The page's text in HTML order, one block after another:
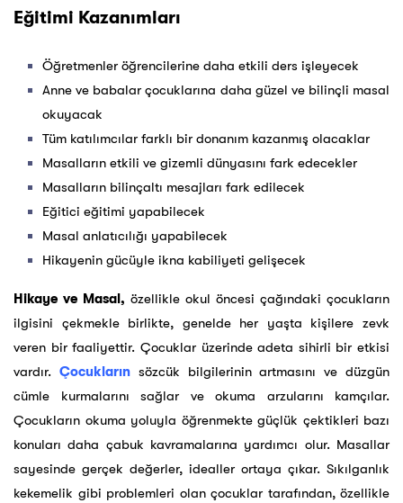
Eğitimi Kazanımları
Öğretmenler öğrencilerine daha etkili ders işleyecek
Anne ve babalar çocuklarına daha güzel ve bilinçli masal
okuyacak
Tüm katılımcılar farklı bir donanım kazanmış olacaklar
Masalların etkili ve gizemli dünyasını fark edecekler
Masalların bilinçaltı mesajları fark edilecek
Eğitici eğitimi yapabilecek
Masal anlatıcılığı yapabilecek
Hikayenin gücüyle ikna kabiliyeti gelişecek
Hikaye ve Masal, özellikle okul öncesi çağındaki çocukların
ilgisini çekmekle birlikte, genelde her yaşta kişilere zevk
veren bir faaliyettir. Çocuklar üzerinde adeta sihirli bir etkisi
vardır. Çocukların sözcük bilgilerinin artmasını ve düzgün
cümle kurmalarını sağlar ve okuma arzularını kamçılar.
Çocukların okuma yoluyla öğrenmekte güçlük çektikleri bazı
konuları daha çabuk kavramalarına yardımcı olur. Masallar
sayesinde gerçek değerler, idealler ortaya çıkar. Sıkılganlık
kekemelik gibi problemleri olan çocuklar tarafından, özellikle